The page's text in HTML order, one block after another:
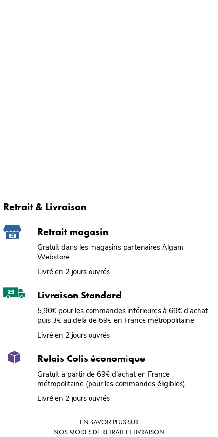
Retrait & Livraison
Retrait magasin
Gratuit dans les magasins partenaires Algam
Webstore
Livré en 2 jours ouvrés
Livraison Standard
5,90€ pour les commandes inférieures à 69€ d'achat
puis 3€ au delà de 69€ en France métropolitaine
Livré en 2 jours ouvrés
Relais Colis économique
Gratuit à partir de 69€ d'achat en France
métropolitaine (pour les commandes éligibles)
Livré en 2 jours ouvrés
EN SAVOIR PLUS SUR
NOS MODES DE RETRAIT ET LIVRAISON